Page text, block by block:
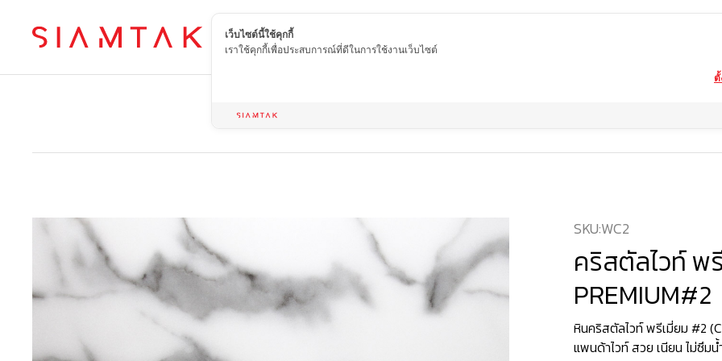
TH
SKU:WC2
คริสตัลไวท์ พ
PREMIUM#2
หินคริสตัลไวท์ พรีเมี่ยม #2
แพนด้าไวท์ สวย เนียน ไม่ซึมน้
เว็บไซต์นี้ใช้คุกกี้
เราใช้คุกกี้เพื่อประสบการณ์ที่ดีในการใช้งานเว็บไซต์
ตั้